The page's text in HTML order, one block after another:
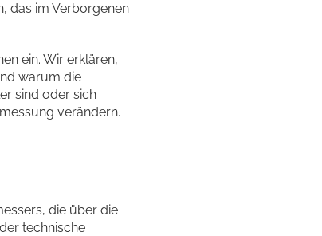
das im Verborgenen
ein. Wir erklären,
warum die
sind oder sich
verändern.
die über die
technische